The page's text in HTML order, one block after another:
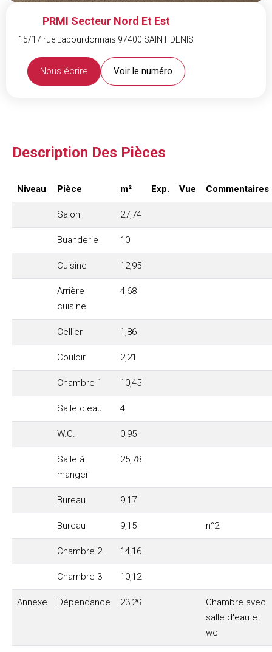
PRMI Secteur Nord Et Est
15/17 rue Labourdonnais 97400 SAINT DENIS
Nous écrire Voir le numéro
Description Des Pièces
Niveau Pièce m² Exp. Vue Commentaires
Salon 27,74
Buanderie 10
Cuisine 12,95
Arrière
cuisine
4,68
Cellier 1,86
Couloir 2,21
Chambre 1 10,45
Salle d'eau 4
W.C. 0,95
Salle à
manger
25,78
Bureau 9,17
Bureau 9,15 n°2
Chambre 2 14,16
Chambre 3 10,12
Annexe Dépendance 23,29
Chambre avec
salle d'eau et
wc